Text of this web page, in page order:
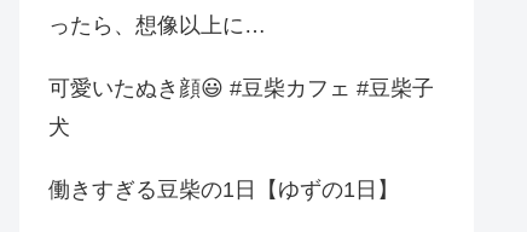
ったら、想像以上に…
可愛いたぬき顔😃 #豆柴カフェ #豆柴子
犬
働きすぎる豆柴の1日【ゆずの1日】